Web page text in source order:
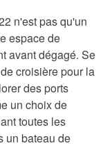
n'est pas qu'un
espace de
avant dégagé. Se
croisière pour la
des ports
un choix de
toutes les
un bateau de